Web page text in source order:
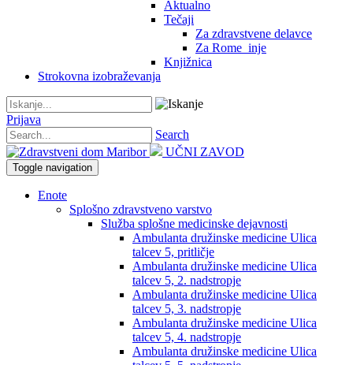
Aktualno
Tečaji
Za zdravstvene delavce
Za Rome_inje
Knjižnica
Strokovna izobraževanja
Prijava
Search
UČNI ZAVOD
Toggle navigation
Enote
Splošno zdravstveno varstvo
Služba splošne medicinske dejavnosti
Ambulanta družinske medicine Ulica
talcev 5, pritličje
Ambulanta družinske medicine Ulica
talcev 5, 2. nadstropje
Ambulanta družinske medicine Ulica
talcev 5, 3. nadstropje
Ambulanta družinske medicine Ulica
talcev 5, 4. nadstropje
Ambulanta družinske medicine Ulica